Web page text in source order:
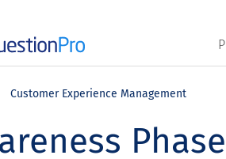
Customer Experience Management